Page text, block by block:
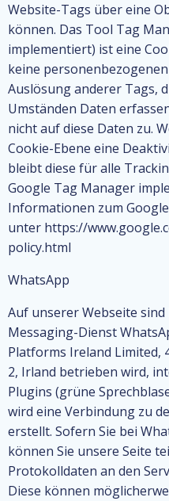
Website-Tags über eine
können. Das Tool Tag
implementiert) ist eine
keine
Auslösung anderer Tags,
Umständen Daten
nicht auf diese Daten zu.
Cookie-Ebene eine
bleibt diese für alle
Google Tag Manager
Informationen zum
unter https://
policy.html
WhatsApp
Auf unserer Webseite
Messaging-Dienst
Platforms Ireland Limited,
2, Irland betrieben wird,
Plugins (grüne
wird eine Verbindung zu
erstellt. Sofern Sie bei
können Sie unsere Seite
Protokolldaten an den
Diese können